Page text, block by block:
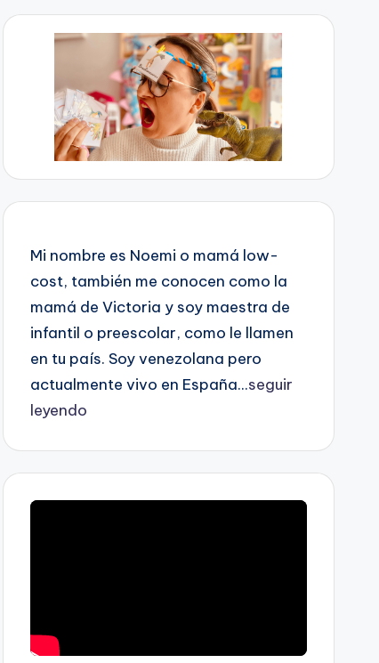
Mi nombre es Noemi o mamá low-
cost, también me conocen como la
mamá de Victoria y soy maestra de
infantil o preescolar, como le llamen
en tu país. Soy venezolana pero
actualmente vivo en España...seguir
leyendo